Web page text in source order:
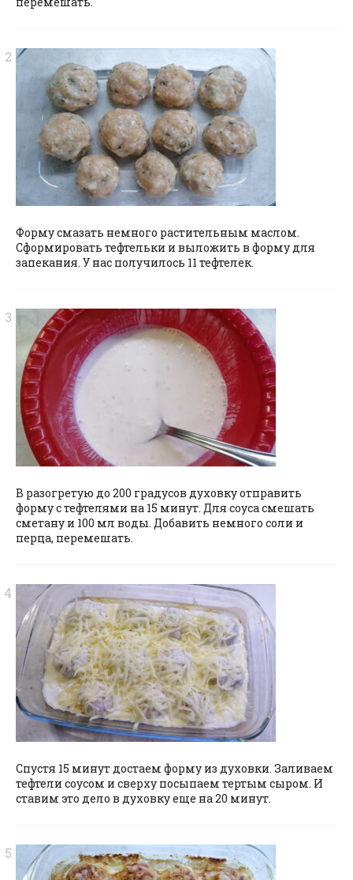
Форму смазать немного растительным маслом.
Сформировать тефтельки и выложить в форму для
запекания. У нас получилось 11 тефтелек.
В разогретую до 200 градусов духовку отправить
форму с тефтелями на 15 минут. Для соуса смешать
сметану и 100 мл воды. Добавить немного соли и
перца, перемешать.
Спустя 15 минут достаем форму из духовки. Заливаем
тефтели соусом и сверху посыпаем тертым сыром. И
ставим это дело в духовку еще на 20 минут.